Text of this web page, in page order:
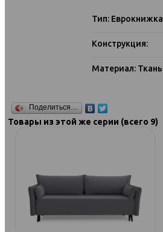
Тип: Еврокнижка
Конструкция:
Материал: Ткань
Поделиться…
Товары из этой же серии (всего 9)